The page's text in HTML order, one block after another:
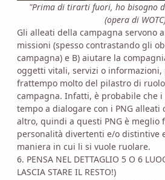
"Prima di tirarti fuori, ho bisogno
(opera di
Gli alleati della campagna servono
missioni (spesso contrastando gli
campagna) e B) aiutare la
oggetti vitali, servizi o informazioni,
frattempo molto del pilastro di
campagna. Infatti, è probabile che
tempo a dialogare con i PNG alleati
altro, quindi a questi PNG è meglio
personalità divertenti e/o distintive
maniera in cui li si vuole ruolare.
6. PENSA NEL DETTAGLIO 5 O 6
LASCIA STARE IL RESTO!)